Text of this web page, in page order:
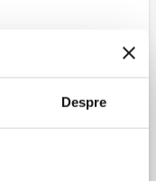
Despre